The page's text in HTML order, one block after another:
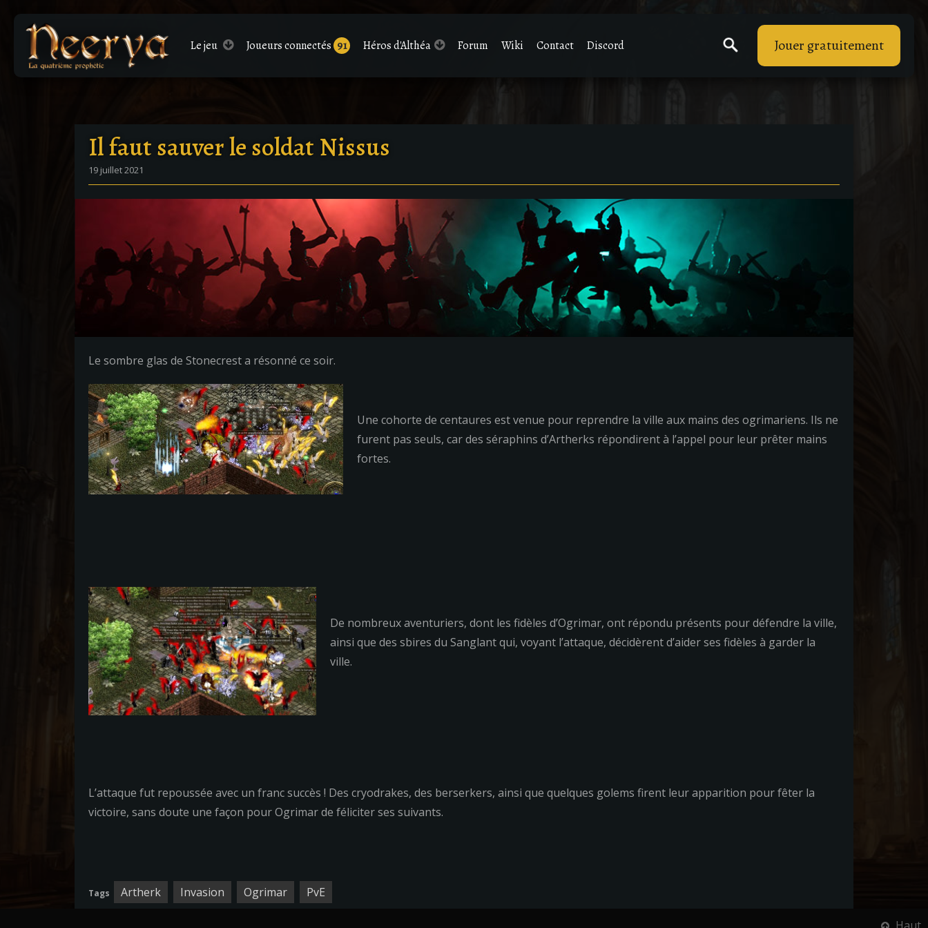
Lejeu Joueurs connectés 91 Héros d'Althéa Forum Wiki Contact Discord Jouer gratuitement
Il faut sauver le soldat Nissus
19 juillet 2021
Le sombre glas de Stonecrest a résonné ce soir.
Une cohorte de centaures est venue pour reprendre la ville aux mains des ogrimariens. Ils ne
furent pas seuls, car des séraphins d’Artherks répondirent à l’appel pour leur prêter mains
fortes.
De nombreux aventuriers, dont les fidèles d’Ogrimar, ont répondu présents pour défendre la ville,
ainsi que des sbires du Sanglant qui, voyant l’attaque, décidèrent d’aider ses fidèles à garder la
ville.
L’attaque fut repoussée avec un franc succès ! Des cryodrakes, des berserkers, ainsi que quelques golems firent leur apparition pour fêter la
victoire, sans doute une façon pour Ogrimar de féliciter ses suivants.
Tags Artherk Invasion Ogrimar PvE